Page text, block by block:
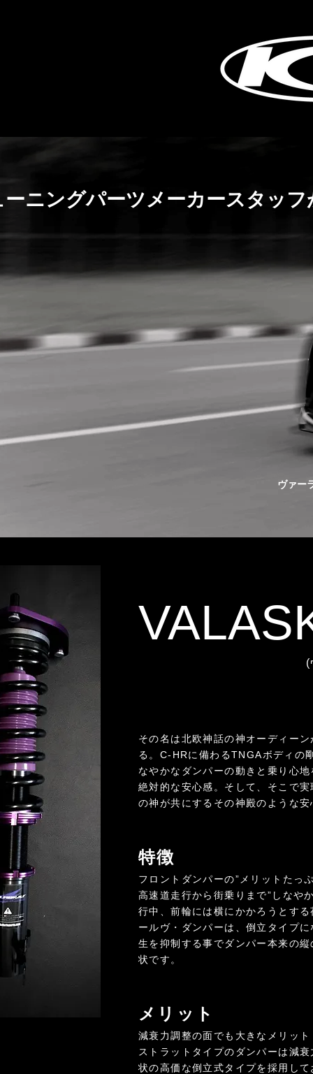
ーニングパーツメーカースタッ
ヴァー
(ヴァーラスキャ
その名は北欧神話の神オーディー
る。C-HRに備わるTNGAボディの
なやかなダンパーの動きと乗り心
絶対的な安心感。そして、そこで
の神が共にするその神殿のような
特徴​
フロントダンパーの”メリットたっ
高速道走行から街乗りまで”しなや
行中、前輪には横にかかろうとす
ールヴ・ダンパーは、倒立タイプ
生を抑制する事でダンパー本来の
状です。
メリット
減衰力調整の面でも大きなメリット
ストラットタイプのダンパーは減
状の高価な倒立式タイプを採用し